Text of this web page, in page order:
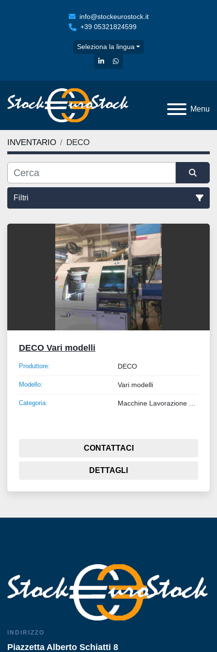
info@stockeurostock.it
+39 05321824599
Seleziona la lingua
linkedinwhatsapp
Menu
INVENTARIO DECO
Filtri
Tutte le categorie
Ordina per
DECO Vari modelli
Produttore: DECO
Modello: Vari modelli
Categoria:
CONTATTACI
DETTAGLI
INDIRIZZO
Piazzetta Alberto Schiatti 8